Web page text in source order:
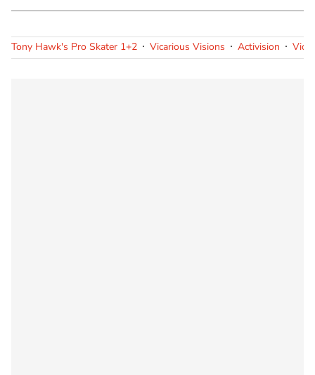
Tony Hawk's Pro Skater 1+2 Vicarious Visions Activision